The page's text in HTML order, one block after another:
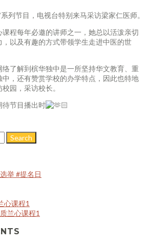
列节目，电视台特别来马采访梁家仁医师。
程每年必邀的讲师之一，她总以活泼亲切
以及有趣的方式带领学生走进中医的世
了解到槟华独中是一所坚持华文教育、重
，还有赞赏学校的办学特点，因此也特地
园，采访校长。
待节目播出时
举 #提名日
心课程1
兰心课程1